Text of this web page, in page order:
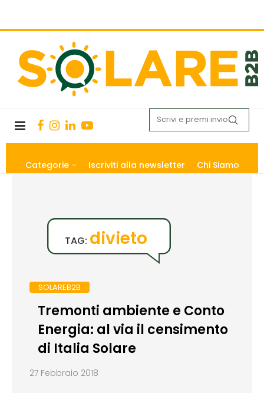
Categorie Iscriviti alla newsletter Chi Siamo
TAG: divieto
SOLAREB2B
Tremonti ambiente e Conto
Energia: al via il censimento
di Italia Solare
27 Febbraio 2018